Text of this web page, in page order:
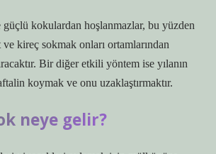
kokulardan hoşlanmazlar, bu yüzden
kireç sokmak onları ortamlarından
Bir diğer etkili yöntem ise yılanın
koymak ve onu uzaklaştırmaktır.
neye gelir?